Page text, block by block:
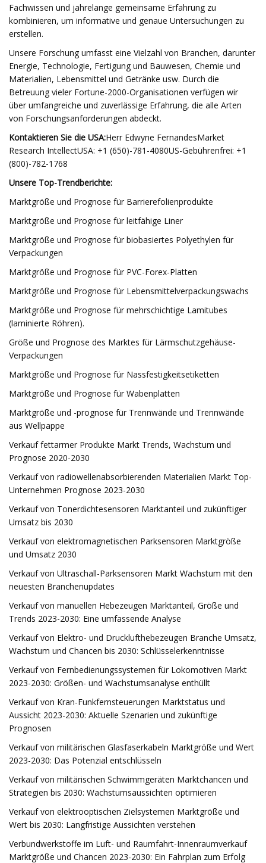
Fachwissen und jahrelange gemeinsame Erfahrung zu
kombinieren, um informative und genaue Untersuchungen zu
erstellen.
Unsere Forschung umfasst eine Vielzahl von Branchen, darunter
Energie, Technologie, Fertigung und Bauwesen, Chemie und
Materialien, Lebensmittel und Getränke usw. Durch die
Betreuung vieler Fortune-2000-Organisationen verfügen wir
über umfangreiche und zuverlässige Erfahrung, die alle Arten
von Forschungsanforderungen abdeckt.
Kontaktieren Sie die USA:Herr Edwyne FernandesMarket
Research IntellectUSA: +1 (650)-781-4080US-Gebührenfrei: +1
(800)-782-1768
Unsere Top-Trendberichte:
Marktgröße und Prognose für Barrierefolienprodukte
Marktgröße und Prognose für leitfähige Liner
Marktgröße und Prognose für biobasiertes Polyethylen für
Verpackungen
Marktgröße und Prognose für PVC-Forex-Platten
Marktgröße und Prognose für Lebensmittelverpackungswachs
Marktgröße und Prognose für mehrschichtige Lamitubes
(laminierte Röhren).
Größe und Prognose des Marktes für Lärmschutzgehäuse-
Verpackungen
Marktgröße und Prognose für Nassfestigkeitsetiketten
Marktgröße und Prognose für Wabenplatten
Marktgröße und -prognose für Trennwände und Trennwände
aus Wellpappe
Verkauf fettarmer Produkte Markt Trends, Wachstum und
Prognose 2020-2030
Verkauf von radiowellenabsorbierenden Materialien Markt Top-
Unternehmen Prognose 2023-2030
Verkauf von Tonerdichtesensoren Marktanteil und zukünftiger
Umsatz bis 2030
Verkauf von elektromagnetischen Parksensoren Marktgröße
und Umsatz 2030
Verkauf von Ultraschall-Parksensoren Markt Wachstum mit den
neuesten Branchenupdates
Verkauf von manuellen Hebezeugen Marktanteil, Größe und
Trends 2023-2030: Eine umfassende Analyse
Verkauf von Elektro- und Drucklufthebezeugen Branche Umsatz,
Wachstum und Chancen bis 2030: Schlüsselerkenntnisse
Verkauf von Fernbedienungssystemen für Lokomotiven Markt
2023-2030: Größen- und Wachstumsanalyse enthüllt
Verkauf von Kran-Funkfernsteuerungen Marktstatus und
Aussicht 2023-2030: Aktuelle Szenarien und zukünftige
Prognosen
Verkauf von militärischen Glasfaserkabeln Marktgröße und Wert
2023-2030: Das Potenzial entschlüsseln
Verkauf von militärischen Schwimmgeräten Marktchancen und
Strategien bis 2030: Wachstumsaussichten optimieren
Verkauf von elektrooptischen Zielsystemen Marktgröße und
Wert bis 2030: Langfristige Aussichten verstehen
Verbundwerkstoffe im Luft- und Raumfahrt-Innenraumverkauf
Marktgröße und Chancen 2023-2030: Ein Fahrplan zum Erfolg